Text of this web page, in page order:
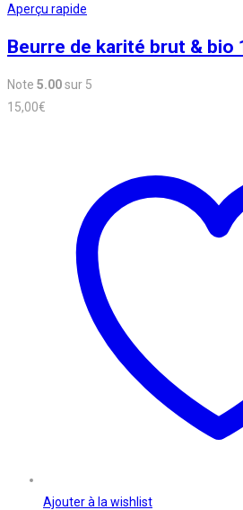
Aperçu rapide
Beurre de karité brut & bio
Note 5.00sur 5
15,00€
Ajouter à la wishlist